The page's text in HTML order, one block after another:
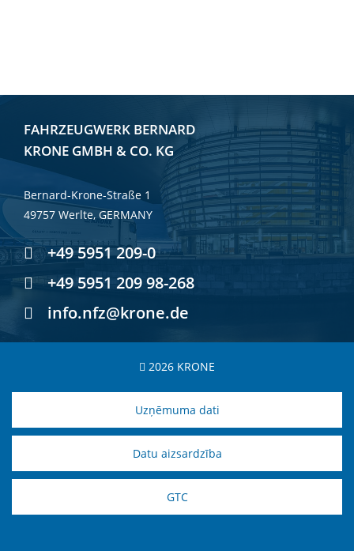
FAHRZEUGWERK BERNARD
KRONE GMBH & CO. KG
Bernard-Krone-Straße 1
49757 Werlte, GERMANY
+49 5951 209-0
+49 5951 209 98-268
info.nfz@krone.de
2026 KRONE
Uzņēmuma dati
Datu aizsardzība
GTC